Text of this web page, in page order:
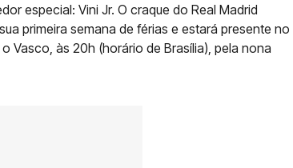
especial: Vini Jr. O craque do Real Madrid
primeira semana de férias e estará presente no
Vasco, às 20h (horário de Brasília), pela nona